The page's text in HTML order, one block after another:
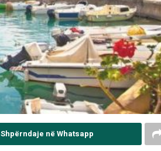
Shpërndaje në Whatsapp